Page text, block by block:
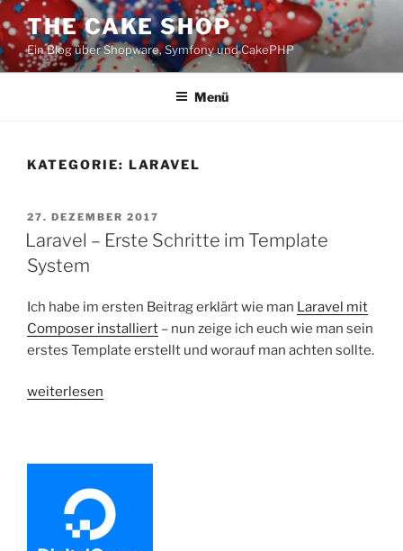
Zum
Inhalt
springen
THE CAKE SHOP
Ein Blog über Shopware, Symfony und CakePHP
Menü
KATEGORIE: LARAVEL
VERÖFFENTLICHT
AM
27. DEZEMBER 2017
Laravel – Erste Schritte im Template
System
Ich habe im ersten Beitrag erklärt wie man Laravel mit
Composer installiert – nun zeige ich euch wie man sein
erstes Template erstellt und worauf man achten sollte.
„Laravel
Template
System“
weiterlesen